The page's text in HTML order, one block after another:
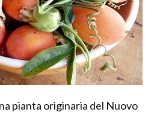
pianta originaria del Nuovo